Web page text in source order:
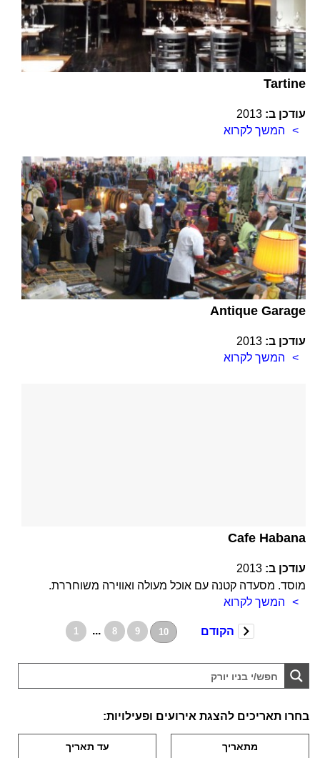
Tartine
עודכן ב: 2013
המשך לקרוא
Antique Garage
עודכן ב: 2013
המשך לקרוא
Cafe Habana
עודכן ב: 2013
מוסד. מסעדה קטנה עם אוכל מעולה ואווירה משוחררת.
המשך לקרוא
הקודם 1 ... 8 9 10
בחרו תאריכים להצגת אירועים ופעילויות: